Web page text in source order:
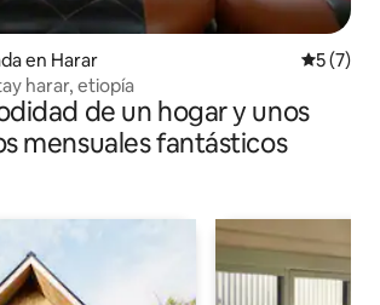
en Harar
5 (7)
harar, etiopía
de un hogar y unos
mensuales fantásticos